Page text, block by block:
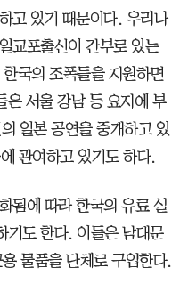
고 있기 때문이다. 우리나
교포출신이 간부로 있는
국의 조폭들을 지원하면
은 서울 강남 등 요지에 부
일본 공연을 중개하고 있
관여하고 있기도 하다.
됨에 따라 한국의 유료 실
기도 한다. 이들은 남대문
물품을 단체로 구입한다.